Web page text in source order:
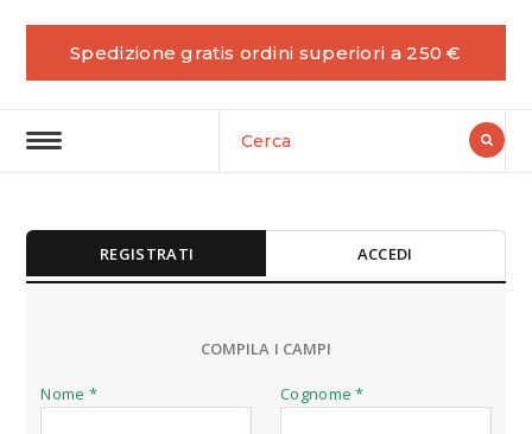
Spedizione gratis ordini superiori a 250 €
ACCEDI
REGISTRATI
COMPILA I CAMPI
Nome * Cognome *